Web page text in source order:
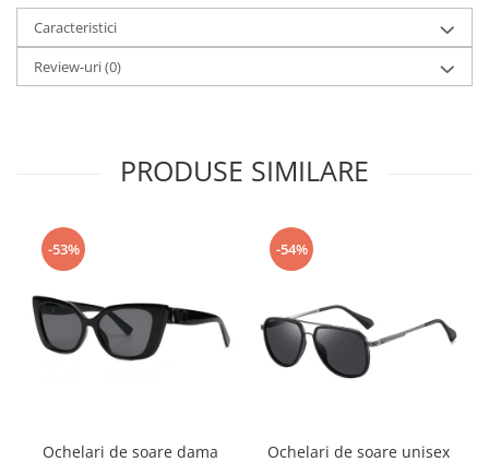
Caracteristici
Review-uri(0)
PRODUSE SIMILARE
-53%
Ochelari de soare dama
-54%
Ochelari de soare unisex